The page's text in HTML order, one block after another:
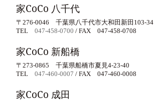
家CoCo 八千代
〒276-0046 千葉県八千代市大和田新田103-34
TEL047-458-0700 / FAX 047-458-0708
家CoCo 新船橋
〒273-0865 千葉県船橋市夏見4-23-40
TEL047-460-0007 / FAX 047-460-0008
家CoCo 成田